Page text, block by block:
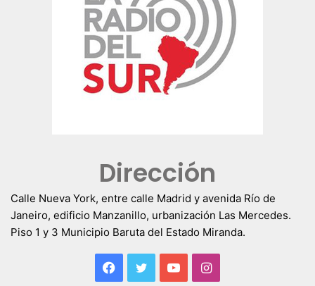
Dirección
Calle Nueva York, entre calle Madrid y avenida Río de
Janeiro, edificio Manzanillo, urbanización Las Mercedes.
Piso 1 y 3 Municipio Baruta del Estado Miranda.
Facebook
TwitterYouTubeInstagram